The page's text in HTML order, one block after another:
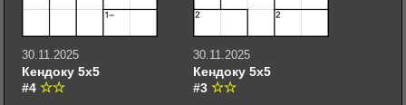
30.11.2025
Кендоку 5х5
#4
30.11.2025
Кендоку 5х5
#3